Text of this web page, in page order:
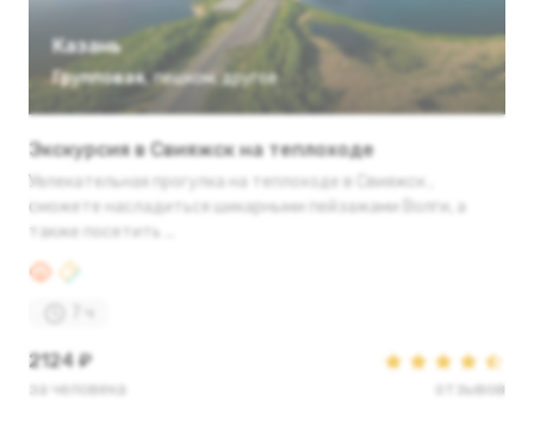
Казань
Групповая, пешком, другое
Экскурсия в Свияжск на теплоходе
Увлекательная прогулка на теплоходе в Свияжск ,
сможете насладиться шикарными пейзажами Волги, а
также посетить ...
2124 ₽
за человека отзывов